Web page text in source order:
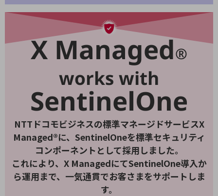
職場環境整備
地域共創・地方創生
セキュリティ対策
顧客体験（CX）改善
自動化・省電化
人材不足解消
業種・業態で探す
業種・業態で探すTOP
自治体
一次産業
X Managed®
works with
SentinelOne
NTTドコモビジネスの標準マネージドサービスX
Managed®に、SentinelOneを標準セキュリティ
コンポーネントとして採用しました。
これにより、X ManagedにてSentinelOne導入か
ら運用まで、一気通貫でお客さまをサポートしま
す。